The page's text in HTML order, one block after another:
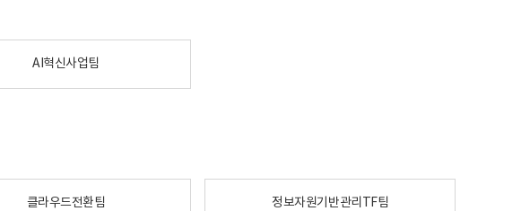
AI혁신사업팀
클라우드전환팀 정보자원기반관리TF팀